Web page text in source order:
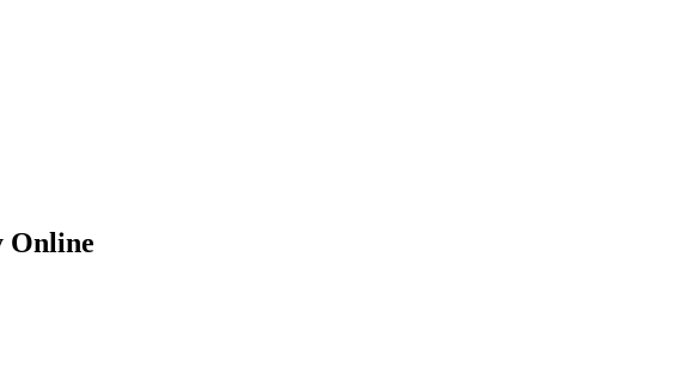
Online